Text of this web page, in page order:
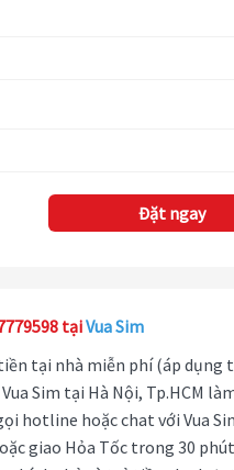
Đặt ngay
tạiVua Sim
tại nhà miễn phí (áp dụng
Sim tại Hà Nội, Tp.HCM
hotline hoặc chat với Vua
giao Hỏa Tốc trong 30